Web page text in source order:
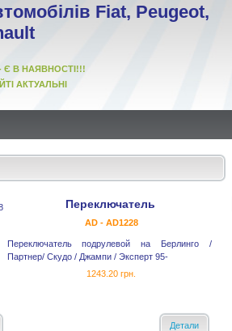
Fiat, Peugeot,
НАЯВНОСТІ!!!
АКТУАЛЬНІ
Переключатель
AD - AD1228
Переключатель подрулевой на Берлинго /
Партнер/ Скудо / Джампи / Эксперт 95-
1243.20 грн.
Детали